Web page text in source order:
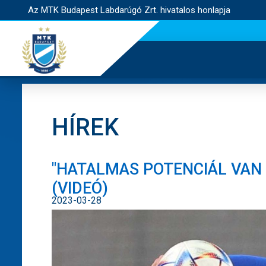
Az MTK Budapest Labdarúgó Zrt. hivatalos honlapja
HÍREK
"HATALMAS POTENCIÁL
(VIDEÓ)
2023-03-28